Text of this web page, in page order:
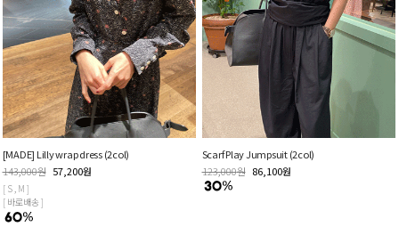
[MADE] Lilly wrap dress (2col)
143,000원 57,200원
[ S , M ]
[ 바로배송 ]
Scarf Play Jumpsuit (2col)
123,000원 86,100원